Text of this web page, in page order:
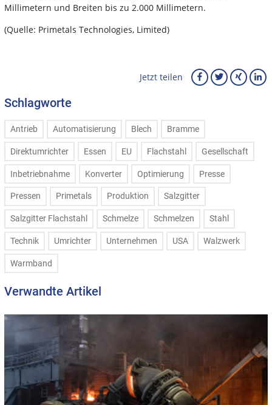
Millimetern und Breiten bis zu 2.000 Millimetern.
(Quelle: Primetals Technologies, Limited)
Jetzt teilen
Schlagworte
Antrieb Automatisierung Blech Bramme
Direktumrichter Essen EU Flachstahl Gesellschaft
Inbetriebnahme Konverter Optimierung Presse
Pressen Primetals Produktion Salzgitter
Salzgitter Flachstahl Schmelze Schmelzen Stahl
Technik Umrichter Unternehmen USA Walzwerk
Warmband
Verwandte Artikel